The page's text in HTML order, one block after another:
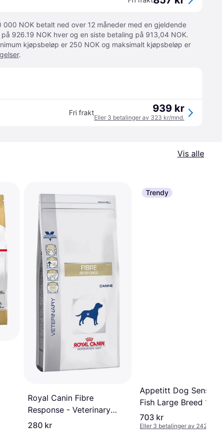
000 NOK betalt ned over 12 måneder med en gjeldende
926.19 NOK hver og en siste betaling på 913,04 NOK.
kjøpsbeløp er 250 NOK og maksimalt kjøpsbeløp er
.
Fri frakt 939 kr
Eller 3 betalinger av 323 kr/mnd.
Vis alle
Royal Canin Fibre
Response - Veterinary
Diet 2kg
280 kr
Trendy
Appetitt Dog
Fish Large Breed
703 kr
Eller 3 betalinger av 242 kr